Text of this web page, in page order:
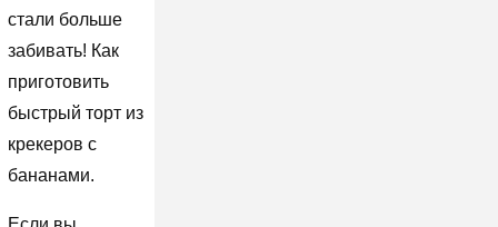
стали больше
забивать! Как
приготовить
быстрый торт из
крекеров с
бананами.